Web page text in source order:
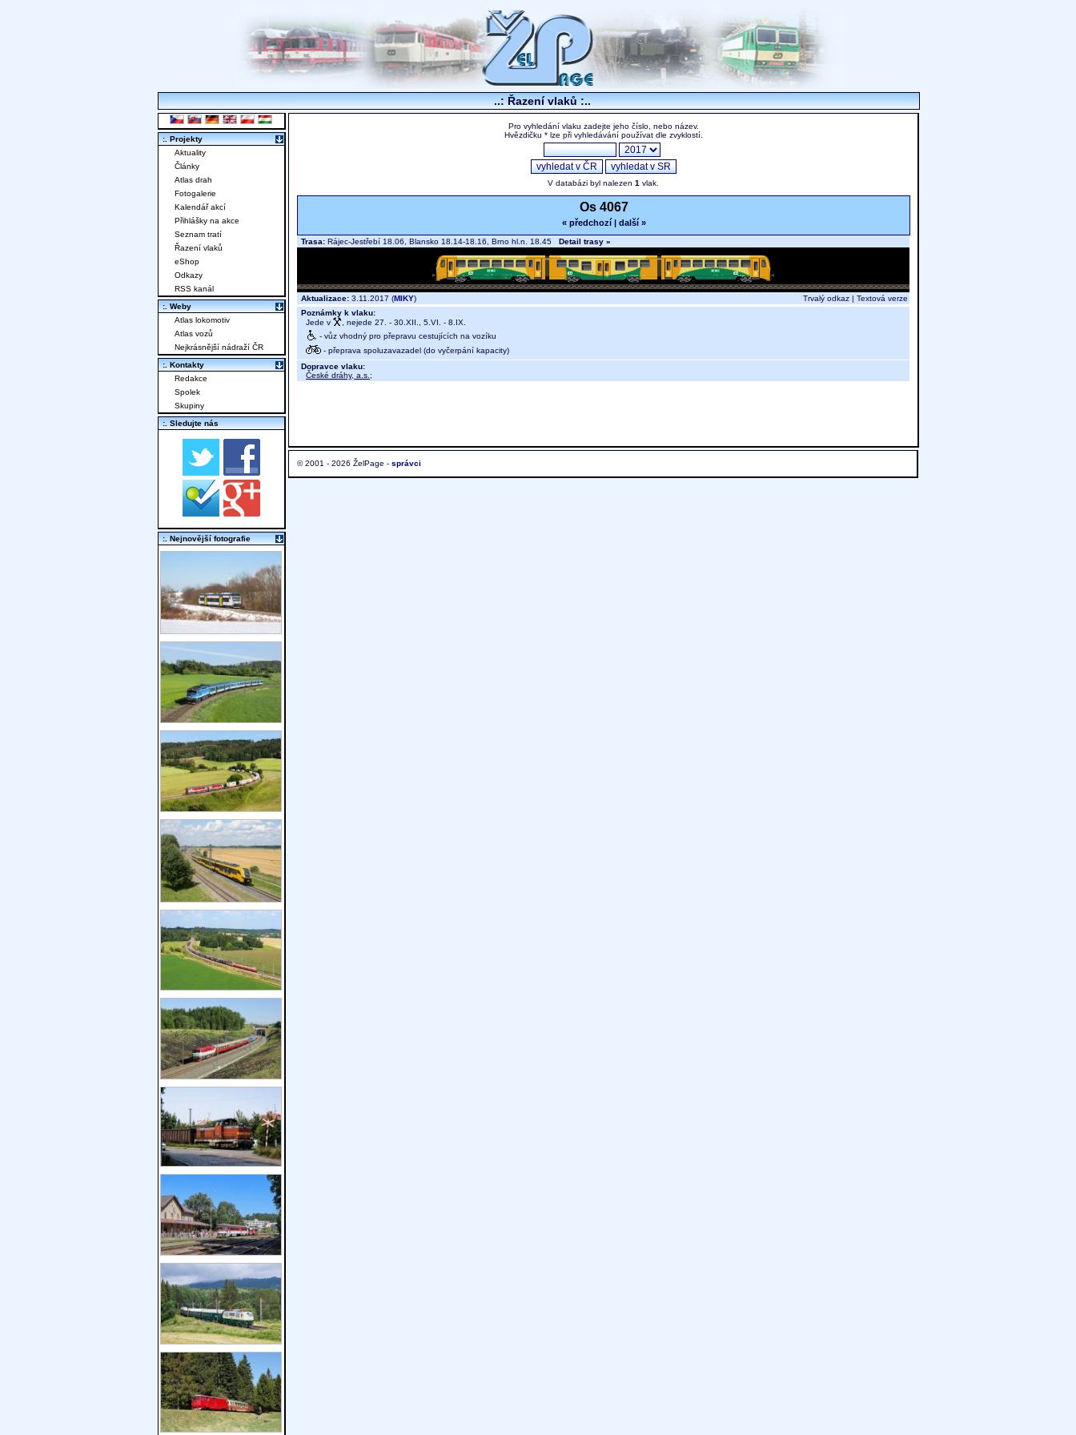
..: Řazení vlaků :..
Pro vyhledání vlaku zadejte jeho číslo, nebo název.
Hvězdičku * lze při vyhledávání používat dle zvyklostí.
V databázi byl nalezen 1 vlak.
Os 4067
« předchozí| další »
Trasa: Rájec-Jestřebí 18.06, Blansko 18.14-18.16, Brno hl.n. 18.45 Detail trasy »
Aktualizace: 3.11.2017 (MIKY) Trvalý odkaz | Textová verze
Poznámky k vlaku:
Jede v
, nejede 27. - 30.XII., 5.VI. - 8.IX.
- vůz vhodný pro přepravu cestujících na vozíku
- přeprava spoluzavazadel (do vyčerpání kapacity)
Dopravce vlaku:
České dráhy, a.s. ;
© 2001 - 2026 ŽelPage - správci
:. Projekty
Aktuality
Články
Atlas drah
Fotogalerie
Kalendář akcí
Přihlášky na akce
Seznam tratí
Řazení vlaků
eShop
Odkazy
RSS kanál
:. Weby
Atlas lokomotiv
Atlas vozů
Nejkrásnější nádraží ČR
:. Kontakty
Redakce
Spolek
Skupiny
:. Sledujte nás
:. Nejnovější fotografie